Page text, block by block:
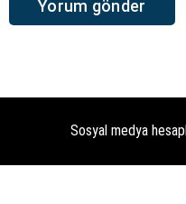
Sosyal medya